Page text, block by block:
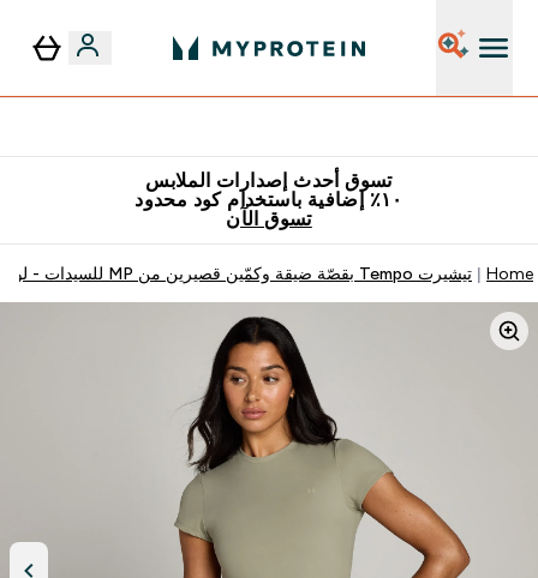
تسوق أحدث إصدارات الملابس
١٠٪ إضافية باستخدام كود محدود
تسوق الآن
Home تيشيرت Tempo بقصّة ضيقة وكمّين قصيرين من MP للسيدات - لون رمادي داكن